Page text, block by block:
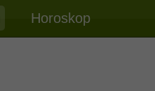
Horoskop